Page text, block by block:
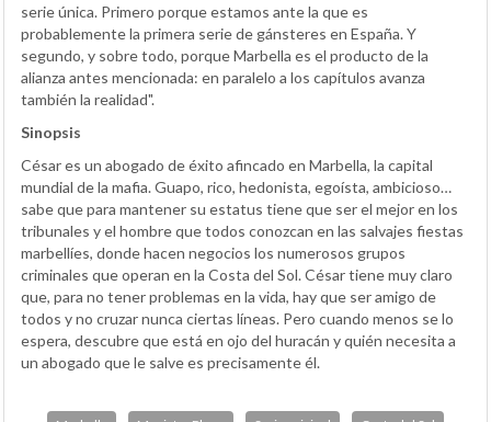
serie única. Primero porque estamos ante la que es
probablemente la primera serie de gánsteres en España. Y
segundo, y sobre todo, porque Marbella es el producto de la
alianza antes mencionada: en paralelo a los capítulos avanza
también la realidad".
Sinopsis
César es un abogado de éxito afincado en Marbella, la capital
mundial de la mafia. Guapo, rico, hedonista, egoísta, ambicioso…
sabe que para mantener su estatus tiene que ser el mejor en los
tribunales y el hombre que todos conozcan en las salvajes fiestas
marbellíes, donde hacen negocios los numerosos grupos
criminales que operan en la Costa del Sol. César tiene muy claro
que, para no tener problemas en la vida, hay que ser amigo de
todos y no cruzar nunca ciertas líneas. Pero cuando menos se lo
espera, descubre que está en ojo del huracán y quién necesita a
un abogado que le salve es precisamente él.